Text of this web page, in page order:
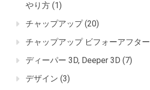
やり方 (1)
チャップアップ(20)
チャップアップ ビフォーアフター
ディーパー 3D, Deeper 3D (7)
デザイン (3)